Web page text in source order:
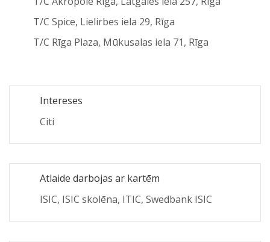
T/C Spice, Lielirbes iela 29, Rīga
T/C Rīga Plaza, Mūkusalas iela 71, Rīga
Intereses
Citi
Atlaide darbojas ar kartēm
ISIC, ISIC skolēna, ITIC, Swedbank ISIC